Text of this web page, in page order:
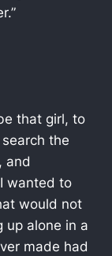
that girl, to
the
and
wanted to
would not
up alone in a
made had